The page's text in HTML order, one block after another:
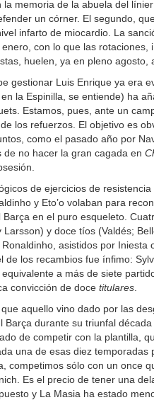
memoria de la abuela del
un córner. El segundo,
infarto de miocardio. La
con lo que las rotaciones,
huelen, ya en pleno agosto,
gestionar Luis Enrique ya era
la Espinilla, se entiende) ha
Estamos, pues, ante un
los refuerzos. El objetivo es
como el pasado año por
no hacer la gran cagada en
de ejercicios de
y Eto’o volaban para
en el puro esqueleto.
y doce tíos (Valdés;
Ronaldinho, asistidos por
de los recambios fue ínfimo:
a más de siete
convicción de doce titulares
aquello vino dado por las
Barça durante su triunfal
de competir con la plantilla,
una de esas diez temporadas
competimos sólo con un once
Es el precio de tener una
y La Masia ha estado